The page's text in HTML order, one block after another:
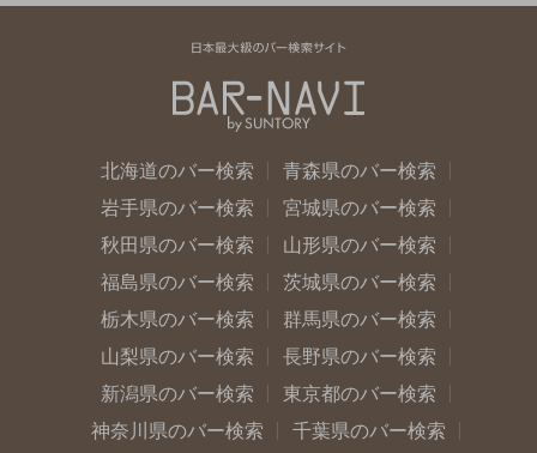
北海道のバー検索
青森県のバー検索
岩手県のバー検索
宮城県のバー検索
秋田県のバー検索
山形県のバー検索
福島県のバー検索
茨城県のバー検索
栃木県のバー検索
群馬県のバー検索
山梨県のバー検索
長野県のバー検索
新潟県のバー検索
東京都のバー検索
神奈川県のバー検索
千葉県のバー検索